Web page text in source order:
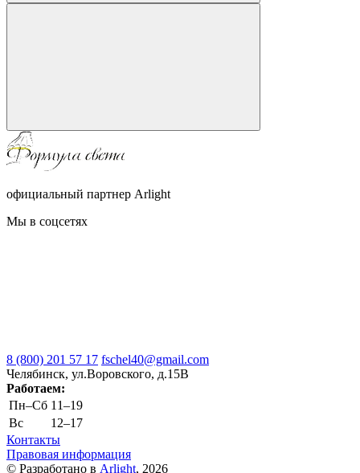
официальный партнер Arlight
Мы в соцсетях
8 (800) 201 57 17 fschel40@gmail.com
Челябинск, ул.Воровского, д.15В
Работаем:
Пн–Cб 11–19
Вс
12–17
Контакты
Правовая информация
© Разработано в Arlight, 2026